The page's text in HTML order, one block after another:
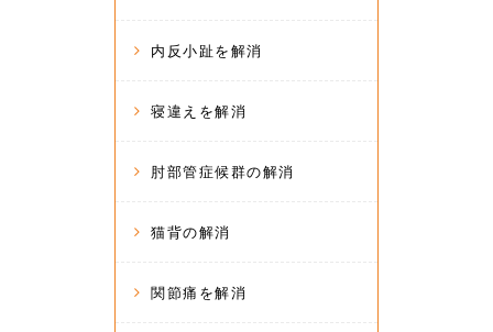
内反小趾を解消
寝違えを解消
肘部管症候群の解消
猫背の解消
関節痛を解消